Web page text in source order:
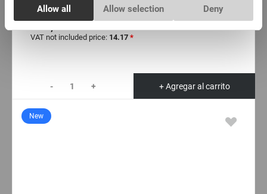
Necessary
Statistics
Marketing
Allow all Allow selection Deny
Diamond, bota redonda
VAT not included price: 14.17 *
- + + Agregar al carrito
New